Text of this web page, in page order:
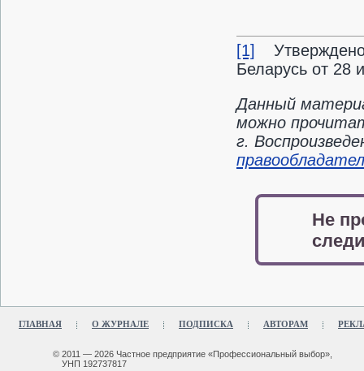
[1]
Беларусь от
Данный
можно
г.
Не
ГЛАВНАЯ О ЖУРНАЛЕ ПОДПИСКА АВТОРАМ
© 2011 — 2026 Частное предприятие «Профессиональный выбор»,
УНП 192737817